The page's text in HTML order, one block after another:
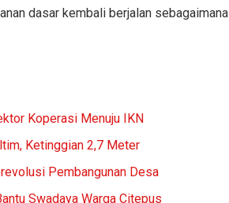
dasar kembali berjalan sebagaimana
Koperasi Menuju IKN
Ketinggian 2,7 Meter
Pembangunan Desa
Swadaya Warga Citepus